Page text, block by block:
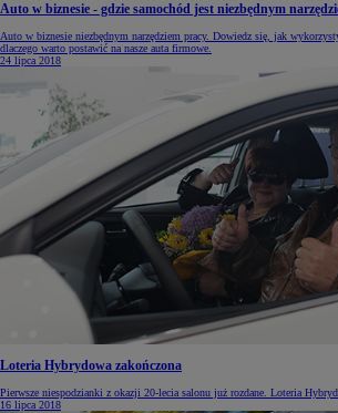
Auto w biznesie - gdzie samochód jest niezbędnym
Auto w biznesie niezbędnym narzędziem pracy. Dowiedz się, jak
dlaczego warto postawić na nasze auta firmowe.
24 lipca 2018
Loteria Hybrydowa zakończona
Pierwsze niespodzianki z okazji 20-lecia salonu już rozdane. Loteria
16 lipca 2018